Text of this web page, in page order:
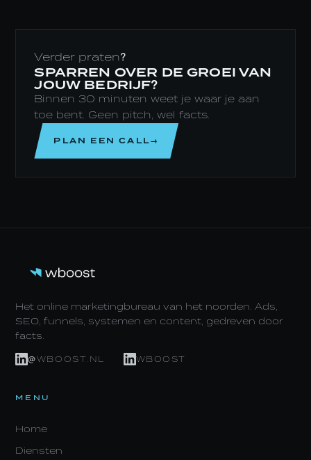
Verder praten?
SPARREN OVER DE GROEI VAN
JOUW BEDRIJF?
Binnen 30 minuten weet je waar je aan
toe bent. Geen pitch, wel facts.
PLAN EEN CALL→
Het online marketingbureau van het noorden. Ads,
SEO, funnels, systemen en content, gedreven door
facts.
@WBOOST.NL WBOOST
MENU
Home
Diensten